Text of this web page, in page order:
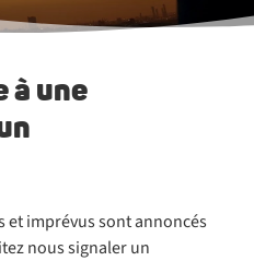
à une
et imprévus sont annoncés
nous signaler un